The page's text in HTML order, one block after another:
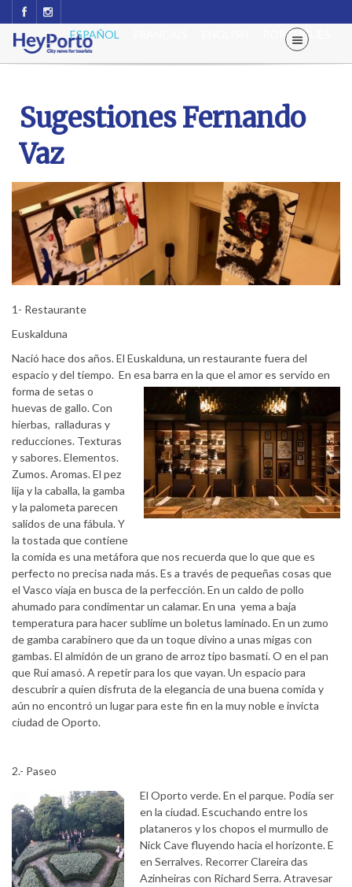
PORTUGUÊS
ESPAÑOL
Sugestiones Fernando
Vaz
1- Restaurante
Euskalduna
Nació hace dos años. El Euskalduna, un restaurante fuera del
espacio y del tiempo. En esa barra en la que el amor es servido en
forma de setas o
huevas de gallo. Con
hierbas, ralladuras y
reducciones. Texturas
y sabores. Elementos.
Zumos. Aromas. El pez
lija y la caballa, la gamba
y la palometa parecen
salidos de una fábula. Y
la tostada que contiene
la comida es una metáfora que nos recuerda que lo que que es
perfecto no precisa nada más. Es a través de pequeñas cosas que
el Vasco viaja en busca de la perfección. En un caldo de pollo
ahumado para condimentar un calamar. En una yema a baja
temperatura para hacer sublime un boletus laminado. En un zumo
de gamba carabinero que da un toque divino a unas migas con
gambas. El almidón de un grano de arroz tipo basmati. O en el pan
que Rui amasó. A repetir para los que vayan. Un espacio para
descubrir a quien disfruta de la elegancia de una buena comida y
aún no encontró un lugar para este fin en la muy noble e invicta
ciudad de Oporto.
2.- Paseo
El Oporto verde. En el parque. Podía ser
en la ciudad. Escuchando entre los
plataneros y los chopos el murmullo de
Nick Cave fluyendo hacia el horizonte. E
en Serralves. Recorrer Clareira das
Azinheiras con Richard Serra. Atravesar